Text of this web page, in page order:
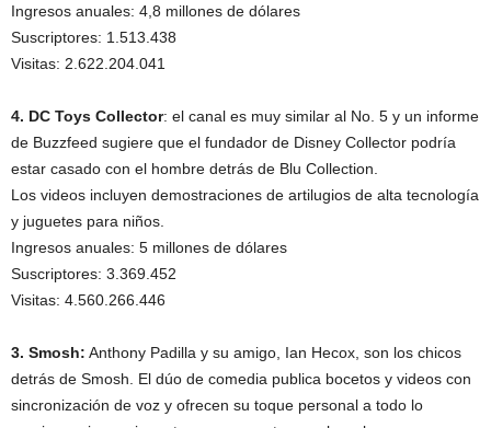
Ingresos anuales: 4,8 millones de dólares
Suscriptores: 1.513.438
Visitas: 2.622.204.041
4. DC Toys Collector: el canal es muy similar al No. 5 y un informe
de Buzzfeed sugiere que el fundador de Disney Collector podría
estar casado con el hombre detrás de Blu Collection.
Los videos incluyen demostraciones de artilugios de alta tecnología
y juguetes para niños.
Ingresos anuales: 5 millones de dólares
Suscriptores: 3.369.452
Visitas: 4.560.266.446
3. Smosh: Anthony Padilla y su amigo, Ian Hecox, son los chicos
detrás de Smosh. El dúo de comedia publica bocetos y videos con
sincronización de voz y ofrecen su toque personal a todo lo